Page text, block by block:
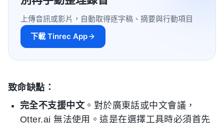
上傳音訊或影片，自動取得逐字稿、摘要與行動項目
下載 Tinrec App
致命缺點：
完全不支援中文 。對於廣東話或中文會議，
Otter.ai 無法使用。這是在選擇工具時必須首先